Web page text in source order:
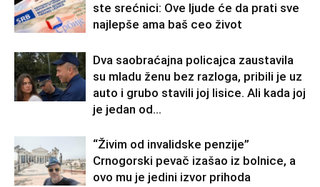
ste srećnici: Ove ljude će da prati sve
najlepše ama baš ceo život
Dva saobraćajna policajca zaustavila
su mladu ženu bez razloga, pribili je uz
auto i grubo stavili joj lisice. Ali kada joj
je jedan od...
“Živim od invalidske penzije”
Crnogorski pevač izašao iz bolnice, a
ovo mu je jedini izvor prihoda